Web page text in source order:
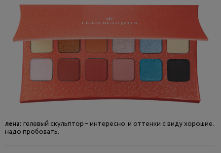
лена: гелевый скульптор – интересно. и оттенки с виду хорошие.
надо пробовать.